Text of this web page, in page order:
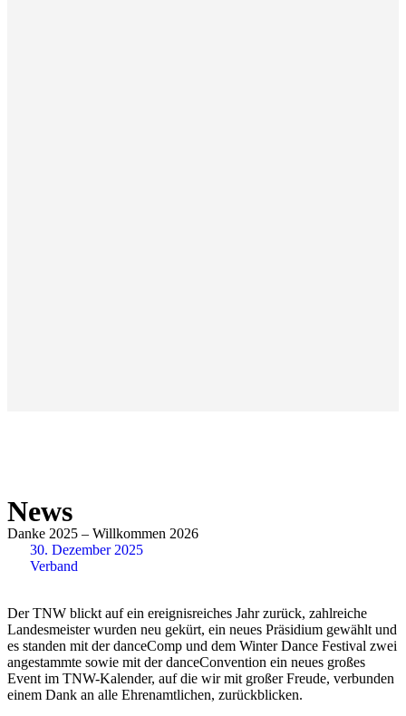
News
Danke 2025 – Willkommen 2026
30. Dezember 2025
Verband
Der TNW blickt auf ein ereignisreiches Jahr zurück, zahlreiche
Landesmeister wurden neu gekürt, ein neues Präsidium gewählt und
es standen mit der danceComp und dem Winter Dance Festival zwei
angestammte sowie mit der danceConvention ein neues großes
Event im TNW-Kalender, auf die wir mit großer Freude, verbunden
einem Dank an alle Ehrenamtlichen, zurückblicken.